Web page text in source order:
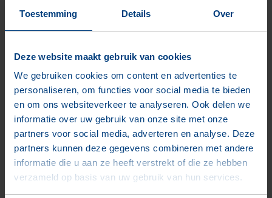
Toestemming Details Over
Deze website maakt gebruik van cookies
We gebruiken cookies om content en advertenties te
personaliseren, om functies voor social media te bieden
en om ons websiteverkeer te analyseren. Ook delen we
informatie over uw gebruik van onze site met onze
partners voor social media, adverteren en analyse. Deze
partners kunnen deze gegevens combineren met andere
informatie die u aan ze heeft verstrekt of die ze hebben
verzameld op basis van uw gebruik van hun services.
Jean-Pierre Nolet
Jp.nolet@dehoop-pekso.nl
+31 (0)612 965 717
Informatie aanvragen